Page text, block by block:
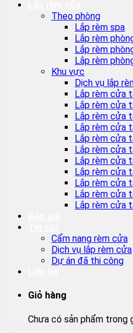
Theo phòng
Lắp rèm spa
Lắp rèm
Lắp rèm
Lắp rèm
Khu vực
Dịch vụ lắp
Lắp rèm cửa
Lắp rèm cửa
Lắp rèm cửa
Lắp rèm cửa
Lắp rèm cửa
Lắp rèm cửa
Lắp rèm cửa
Lắp rèm cửa
Lắp rèm cửa
Lắp rèm cửa
Lắp rèm cửa
Cẩm nang rèm cửa
Dịch vụ lắp rèm cửa
Dự án đã thi công
Giỏ hàng
Chưa có sản phẩm trong